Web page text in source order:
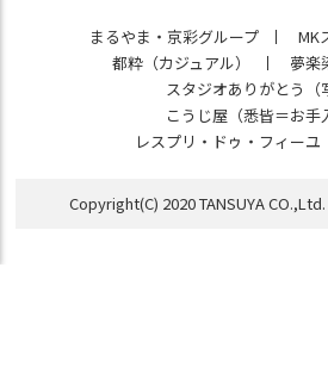
まるやま・京彩グループ
MK
都粋（カジュアル）
夢楽
スタジオありがとう（
こうじ屋（悉皆＝お手
レスプリ・ドゥ・フィーユ
Copyright(C) 2020 TANSUYA